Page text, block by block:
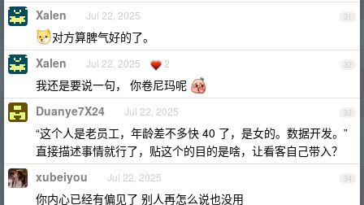
31
Xalen Jul 22, 2025
对方算脾气好的了。
32
Xalen Jul 22, 2025 2
我还是要说一句， 你卷尼玛呢
33
Duanye7X24 Jul 22, 2025
“这个人是老员工，年龄差不多快 40 了，是女的。数据开发。”
直接描述事情就行了，贴这个的目的是啥，让看客自己带入？
34
xubeiyou Jul 22, 2025
你内心已经有偏见了 别人再怎么说也没用